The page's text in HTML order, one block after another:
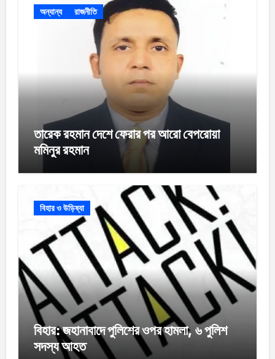
অন্যান্য রাজনীতি
তারেক রহমান দেশে ফেরার পর আরো বেপরোয়া
মমিনুর রহমান
বিহার ও উড়িষ্যা
বিহার: জহানাবাদে পুলিশের ওপর হামলা, ৬ পুলিশ
সদস্য আহত